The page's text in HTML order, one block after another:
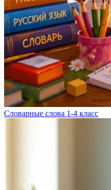
Словарные слова 1-4 класс